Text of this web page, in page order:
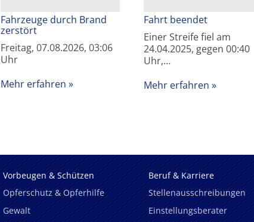
Fahrzeuge durch Brand
zerstört
Freitag, 07.08.2026, 03:06
Uhr
Mehr erfahren
Fahrt beendet
Einer Streife fiel am
24.04.2025, gegen 00:40
Uhr,…
Mehr erfahren
Vorbeugen & Schützen
Opferschutz & Opferhilfe
Gewalt
Beruf & Karriere
Stellenausschreibungen
Einstellungsberater